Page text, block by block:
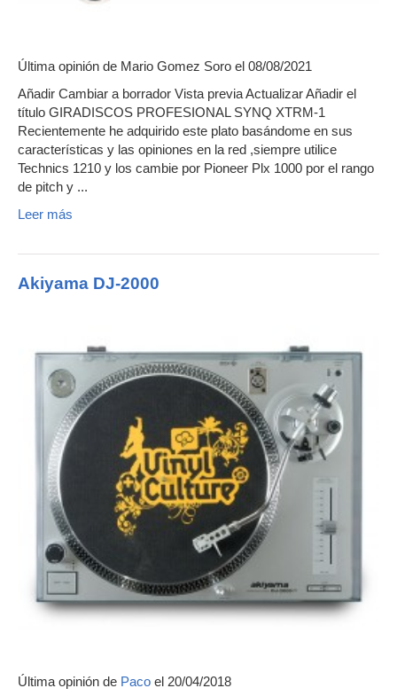
Última opinión de Mario Gomez Soro el 08/08/2021
Añadir Cambiar a borrador Vista previa Actualizar Añadir el
título GIRADISCOS PROFESIONAL SYNQ XTRM-1
Recientemente he adquirido este plato basándome en sus
características y las opiniones en la red ,siempre utilice
Technics 1210 y los cambie por Pioneer Plx 1000 por el rango
de pitch y ...
Leer más
Akiyama DJ-2000
Última opinión de Paco el 20/04/2018